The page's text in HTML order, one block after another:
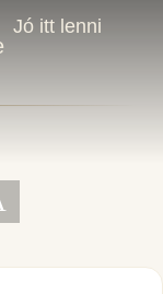
Jó itt lenni